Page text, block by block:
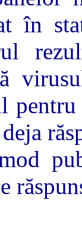
în